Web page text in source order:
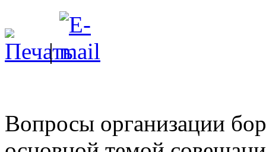
|
Вопросы организации